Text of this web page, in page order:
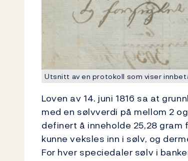
Utsnitt av en protokoll som viser
Loven av 14. juni 1816 sa at
med en sølvverdi på mellom 2
definert å inneholde 25,28
kunne veksles inn i sølv, og
For hver speciedaler sølv i